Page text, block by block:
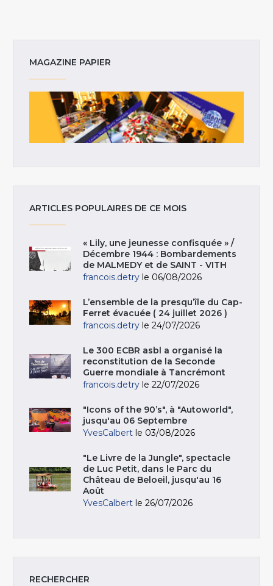
MAGAZINE PAPIER
ARTICLES POPULAIRES DE CE MOIS
« Lily, une jeunesse confisquée » /
Décembre 1944 : Bombardements
de MALMEDY et de SAINT - VITH
francois.detry le 06/08/2026
L’ensemble de la presqu’île du Cap-
Ferret évacuée ( 24 juillet 2026 )
francois.detry le 24/07/2026
Le 300 ECBR asbl a organisé la
reconstitution de la Seconde
Guerre mondiale à Tancrémont
francois.detry le 22/07/2026
"Icons of the 90’s", à "Autoworld",
jusqu'au 06 Septembre
YvesCalbert le 03/08/2026
"Le Livre de la Jungle", spectacle
de Luc Petit, dans le Parc du
Château de Beloeil, jusqu'au 16
Août
YvesCalbert le 26/07/2026
RECHERCHER